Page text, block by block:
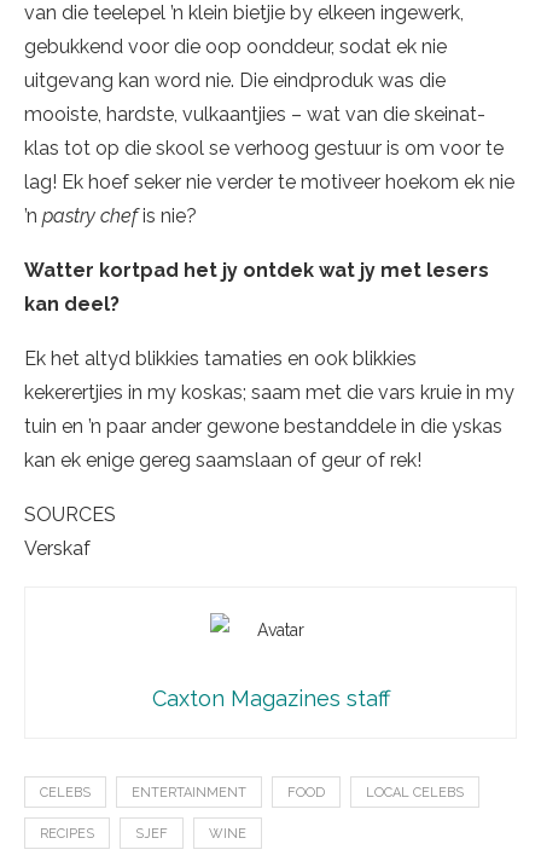
van die teelepel ’n klein bietjie by elkeen ingewerk,
gebukkend voor die oop oonddeur, sodat ek nie
uitgevang kan word nie. Die eindproduk was die
mooiste, hardste, vulkaantjies – wat van die skeinat-
klas tot op die skool se verhoog gestuur is om voor te
lag! Ek hoef seker nie verder te motiveer hoekom ek nie
’n pastry chefis nie?
Watter kortpad het jy ontdek wat jy met lesers
kan deel?
Ek het altyd blikkies tamaties en ook blikkies
kekerertjies in my koskas; saam met die vars kruie in my
tuin en ’n paar ander gewone bestanddele in die yskas
kan ek enige gereg saamslaan of geur of rek!
SOURCES
Verskaf
Caxton Magazines staff
CELEBS ENTERTAINMENT FOOD LOCAL CELEBS
RECIPES SJEF WINE